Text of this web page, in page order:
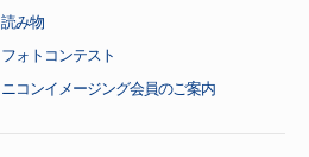
読み物
フォトコンテスト
ニコンイメージング会員のご案内